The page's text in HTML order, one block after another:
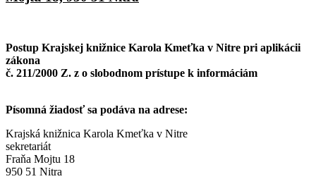
Postup Krajskej knižnice Karola Kmeťka v Nitre pri aplikácii
zákona
č. 211/2000 Z. z o slobodnom prístupe k informáciám
Písomná žiadosť sa podáva na adrese:
Krajská knižnica Karola Kmeťka v Nitre
sekretariát
Fraňa Mojtu 18
950 51 Nitra